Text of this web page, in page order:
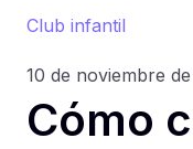
Club infantil
10 de noviembre
Cómo